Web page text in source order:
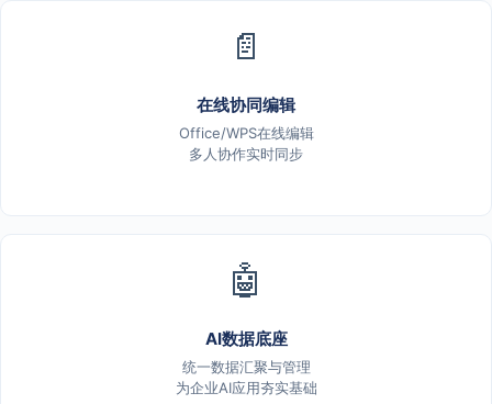
📄
在线协同编辑
Office/WPS在线编辑
多人协作实时同步
🤖
AI数据底座
统一数据汇聚与管理
为企业AI应用夯实基础